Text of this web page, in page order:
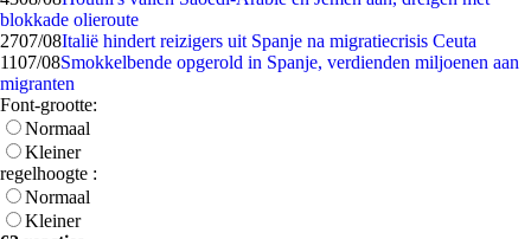
blokkade olieroute
2707/08Italië hindert reizigers uit Spanje na migratiecrisis Ceuta
1107/08Smokkelbende opgerold in Spanje, verdienden miljoenen aan
migranten
Font-grootte:
Normaal
Kleiner
regelhoogte :
Normaal
Kleiner